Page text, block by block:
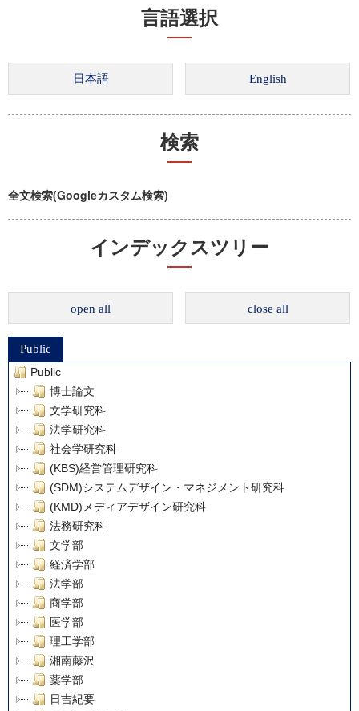
言語選択
検索
全文検索(Googleカスタム検索)
インデックスツリー
open all close all
Public
Public
博士論文
文学研究科
法学研究科
社会学研究科
(KBS)経営管理研究科
(SDM)システムデザイン・マネジメント研究科
(KMD)メディアデザイン研究科
法務研究科
文学部
経済学部
法学部
商学部
医学部
理工学部
湘南藤沢
薬学部
日吉紀要